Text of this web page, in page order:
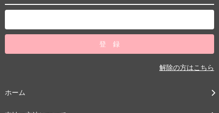
解除の方はこちら
ホーム